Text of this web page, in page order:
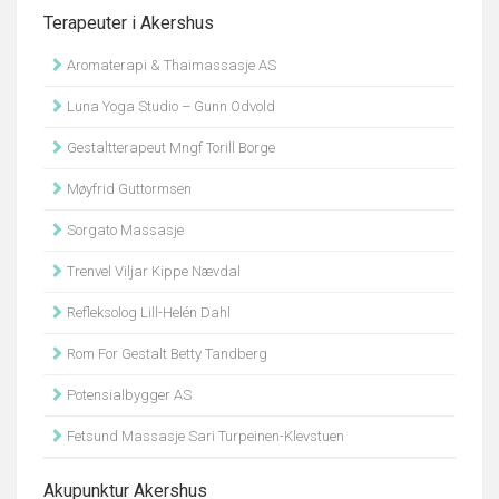
Terapeuter i Akershus
Aromaterapi & Thaimassasje AS
Luna Yoga Studio – Gunn Odvold
Gestaltterapeut Mngf Torill Borge
Møyfrid Guttormsen
Sorgato Massasje
Trenvel Viljar Kippe Nævdal
Refleksolog Lill-Helén Dahl
Rom For Gestalt Betty Tandberg
Potensialbygger AS
Fetsund Massasje Sari Turpeinen-Klevstuen
Akupunktur Akershus